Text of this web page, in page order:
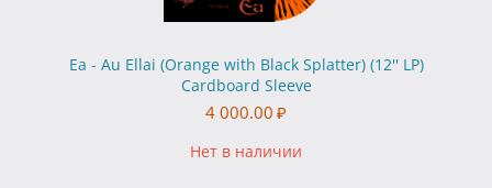
Ea - Au Ellai (Orange with Black Splatter) (12'' LP)
Cardboard Sleeve
4 000.00 ₽
Нет в наличии